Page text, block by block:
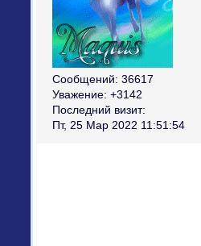
Сообщений: 36617
Уважение: +3142
Последний визит:
Пт, 25 Мар 2022 11:51:54